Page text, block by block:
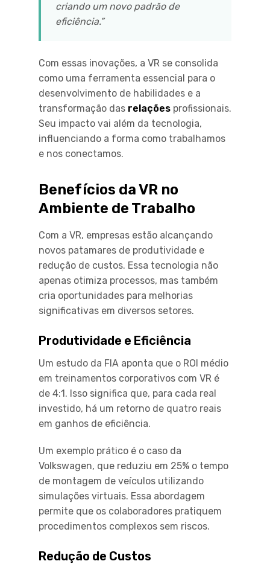
criando um novo padrão de
eficiência.”
Com essas inovações, a VR se consolida
como uma ferramenta essencial para o
desenvolvimento de habilidades e a
transformação das relações profissionais.
Seu impacto vai além da tecnologia,
influenciando a forma como trabalhamos
e nos conectamos.
Benefícios da VR no
Ambiente de Trabalho
Com a VR, empresas estão alcançando
novos patamares de produtividade e
redução de custos. Essa tecnologia não
apenas otimiza processos, mas também
cria oportunidades para melhorias
significativas em diversos setores.
Produtividade e Eficiência
Um estudo da FIA aponta que o ROI médio
em treinamentos corporativos com VR é
de 4:1. Isso significa que, para cada real
investido, há um retorno de quatro reais
em ganhos de eficiência.
Um exemplo prático é o caso da
Volkswagen, que reduziu em 25% o tempo
de montagem de veículos utilizando
simulações virtuais. Essa abordagem
permite que os colaboradores pratiquem
procedimentos complexos sem riscos.
Redução de Custos